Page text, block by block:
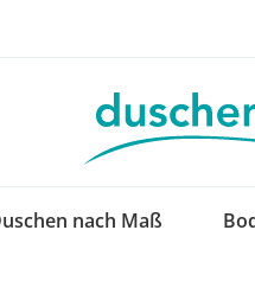
nach Maß